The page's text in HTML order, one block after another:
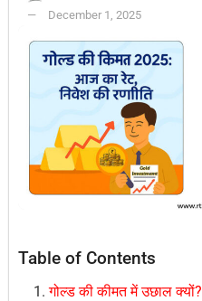
December 1, 2025
Table of Contents
गोल्ड की कीमत में उछाल क्यों?